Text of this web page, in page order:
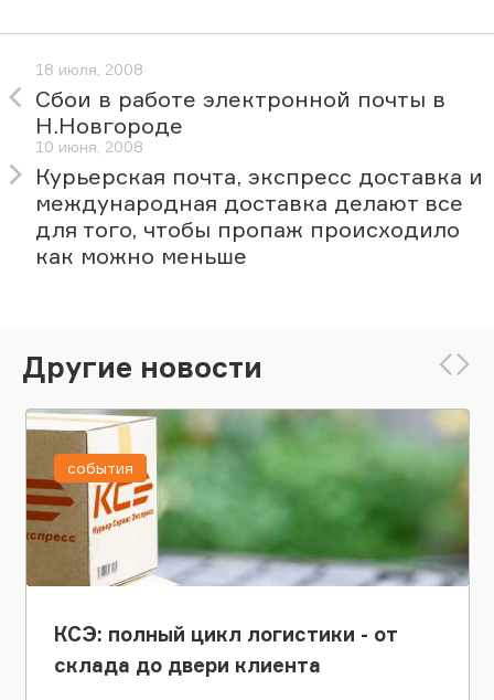
18 июля, 2008
Сбои в работе электронной почты в
Н.Новгороде
10 июня, 2008
Курьерская почта, экспресс доставка и
международная доставка делают все
для того, чтобы пропаж происходило
как можно меньше
Другие новости
КСЭ: полный цикл логистики - от
склада до двери клиента
события